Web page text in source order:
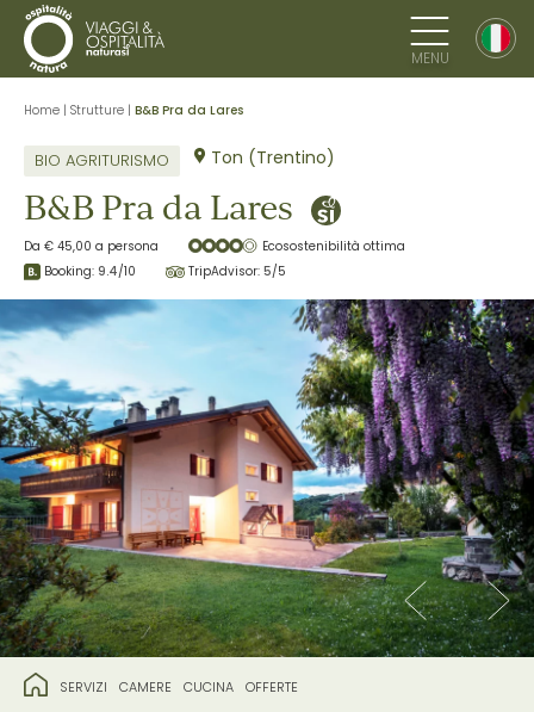
MENU
Home | Strutture | B&B Pra da Lares
BIO AGRITURISMO Ton (Trentino)
B&B Pra da Lares
Da € 45,00 a persona
Ecosostenibilità ottima
Booking: 9.4/10 TripAdvisor: 5/5
SERVIZI CAMERE CUCINA OFFERTE